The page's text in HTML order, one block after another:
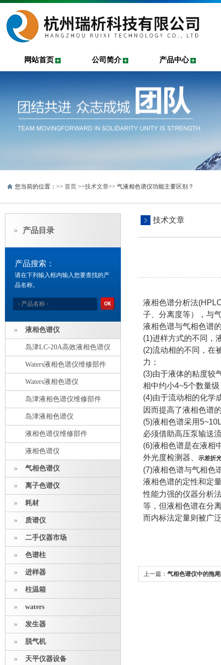
网站首页 公司简介 产品中心
您当前的位置：>> 首页 >>技术文章>> 气液相色谱仪功能主要区别？
产品目录
产品搜索：
请在下列输入框内输入您要查找的产
品名称。
液相色谱仪
岛津LC-20A高效液相色谱仪
Waters液相色谱仪维修部件
Waters液相色谱仪
岛津液相色谱仪维修部件
岛津液相色谱仪
液相色谱仪维修部件
液相色谱仪
气相色谱仪
离子色谱仪
耗材
质谱仪
二手仪器市场
色谱柱
进样器
柱温箱
waters
发生器
脱气机
天平仪器设备
技术文章
液相色谱分析法
子、分离度等），与
液相色谱与气相色谱
(1)进样方式的不同，
(2)流动相的不同，在
力；
(3)由于液体的粘度较
相中约小4~5个数量级
(4)由于流动相的化学
因而提高了液相色谱
(5)液相色谱采用
必须借助高压泵输送
(6)液相色谱是在液相
外光度检测器、
示差折
(7)液相色谱与气相色
液相色谱的定性和定
性能力强的仪器分析
等，但液相色谱在分
而内标法定量则被广
上一篇： 气相色谱仪中的拖